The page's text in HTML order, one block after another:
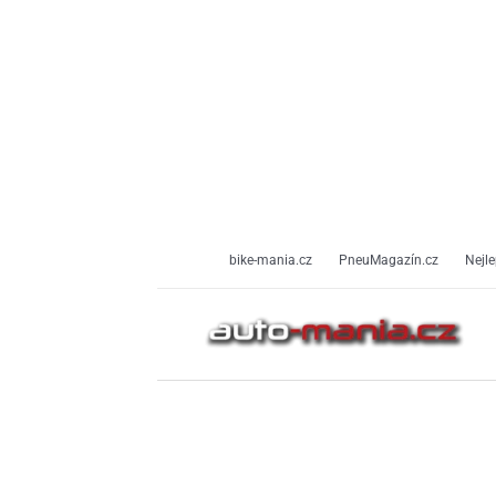
bike-mania.cz PneuMagazín.cz